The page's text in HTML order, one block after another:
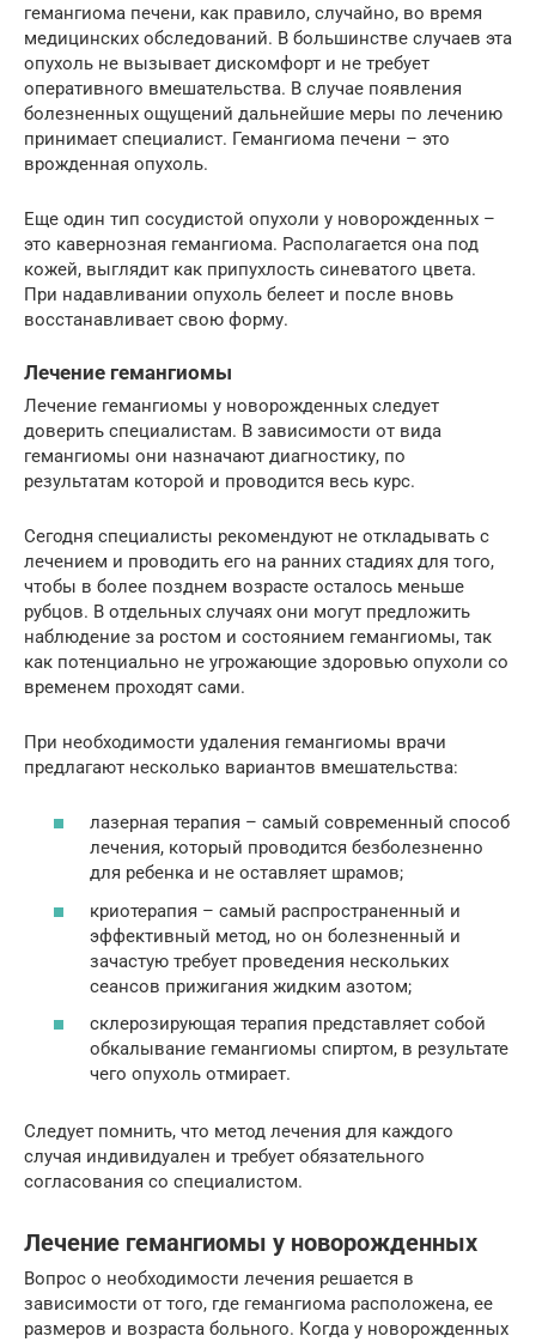
гемангиома печени, как правило, случайно, во время
медицинских обследований. В большинстве случаев эта
опухоль не вызывает дискомфорт и не требует
оперативного вмешательства. В случае появления
болезненных ощущений дальнейшие меры по лечению
принимает специалист. Гемангиома печени – это
врожденная опухоль.
Еще один тип сосудистой опухоли у новорожденных –
это кавернозная гемангиома. Располагается она под
кожей, выглядит как припухлость синеватого цвета.
При надавливании опухоль белеет и после вновь
восстанавливает свою форму.
Лечение гемангиомы
Лечение гемангиомы у новорожденных следует
доверить специалистам. В зависимости от вида
гемангиомы они назначают диагностику, по
результатам которой и проводится весь курс.
Сегодня специалисты рекомендуют не откладывать с
лечением и проводить его на ранних стадиях для того,
чтобы в более позднем возрасте осталось меньше
рубцов. В отдельных случаях они могут предложить
наблюдение за ростом и состоянием гемангиомы, так
как потенциально не угрожающие здоровью опухоли со
временем проходят сами.
При необходимости удаления гемангиомы врачи
предлагают несколько вариантов вмешательства:
лазерная терапия – самый современный способ
лечения, который проводится безболезненно
для ребенка и не оставляет шрамов;
криотерапия – самый распространенный и
эффективный метод, но он болезненный и
зачастую требует проведения нескольких
сеансов прижигания жидким азотом;
склерозирующая терапия представляет собой
обкалывание гемангиомы спиртом, в результате
чего опухоль отмирает.
Следует помнить, что метод лечения для каждого
случая индивидуален и требует обязательного
согласования со специалистом.
Лечение гемангиомы у новорожденных
Вопрос о необходимости лечения решается в
зависимости от того, где гемангиома расположена, ее
размеров и возраста больного. Когда у новорожденных